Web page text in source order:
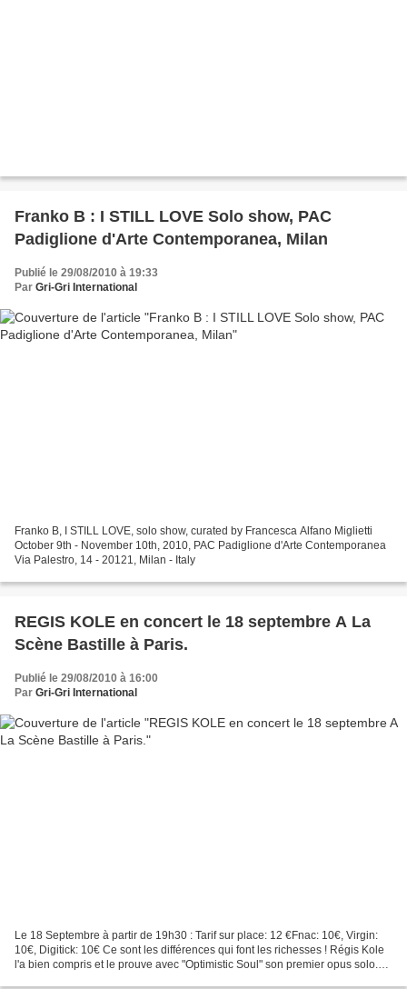
Franko B : I STILL LOVE Solo show, PAC
Padiglione d'Arte Contemporanea, Milan
Publié le 29/08/2010 à 19:33
Par Gri-Gri International
Franko B, I STILL LOVE, solo show, curated by Francesca Alfano Miglietti
October 9th - November 10th, 2010, PAC Padiglione d'Arte Contemporanea
Via Palestro, 14 - 20121, Milan - Italy
REGIS KOLE en concert le 18 septembre A La
Scène Bastille à Paris.
Publié le 29/08/2010 à 16:00
Par Gri-Gri International
Le 18 Septembre à partir de 19h30 : Tarif sur place: 12 €Fnac: 10€, Virgin:
10€, Digitick: 10€ Ce sont les différences qui font les richesses ! Régis Kole
l'a bien compris et le prouve avec "Optimistic Soul" son premier opus solo.